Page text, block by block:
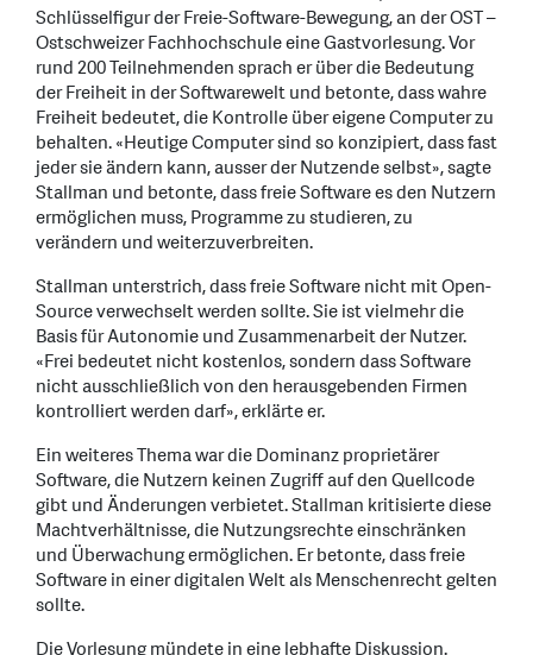
Schlüsselfigur der Freie-Software-Bewegung, an der OST –
Ostschweizer Fachhochschule eine Gastvorlesung. Vor
rund 200 Teilnehmenden sprach er über die Bedeutung
der Freiheit in der Softwarewelt und betonte, dass wahre
Freiheit bedeutet, die Kontrolle über eigene Computer zu
behalten. «Heutige Computer sind so konzipiert, dass fast
jeder sie ändern kann, ausser der Nutzende selbst», sagte
Stallman und betonte, dass freie Software es den Nutzern
ermöglichen muss, Programme zu studieren, zu
verändern und weiterzuverbreiten.
Stallman unterstrich, dass freie Software nicht mit Open-
Source verwechselt werden sollte. Sie ist vielmehr die
Basis für Autonomie und Zusammenarbeit der Nutzer.
«Frei bedeutet nicht kostenlos, sondern dass Software
nicht ausschließlich von den herausgebenden Firmen
kontrolliert werden darf», erklärte er.
Ein weiteres Thema war die Dominanz proprietärer
Software, die Nutzern keinen Zugriff auf den Quellcode
gibt und Änderungen verbietet. Stallman kritisierte diese
Machtverhältnisse, die Nutzungsrechte einschränken
und Überwachung ermöglichen. Er betonte, dass freie
Software in einer digitalen Welt als Menschenrecht gelten
sollte.